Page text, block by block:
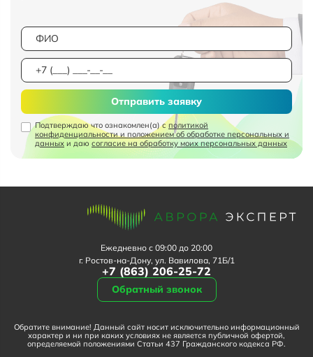
Подтверждаю что ознакомлен(а) сполитикой
конфиденциальности и положением об обработке персональных и
данных и даю согласие на обработку моих персональных данных
Отправить заявку
Ежедневно с 09:00 до 20:00
г. Ростов-на-Дону, ул. Вавилова, 71Б/1
+7 (863) 206-25-72
Обратный звонок
Обратите внимание! Данный сайт носит исключительно информационный
характер и ни при каких условиях не является публичной офертой,
определяемой положениями Статьи 437 Гражданского кодекса РФ.